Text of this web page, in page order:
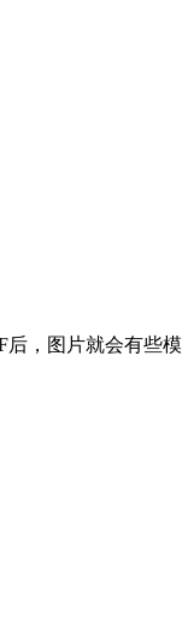
后，图片就会有些模